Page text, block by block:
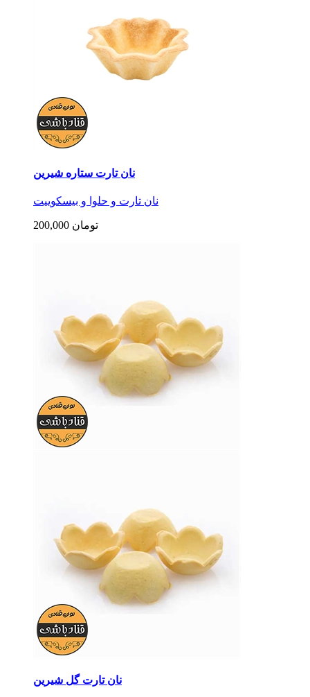
نان تارت ستاره شیرین
نان تارت و حلوا و بیسکوییت
200,000 تومان
نان تارت گل شیرین